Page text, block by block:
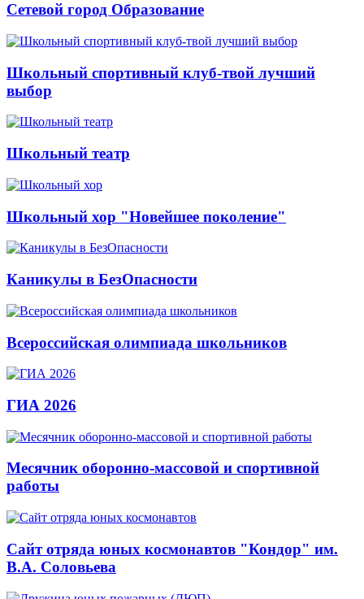
Сетевой город Образование
Школьный спортивный клуб-твой лучший
выбор
Школьный театр
Школьный хор "Новейшее поколение"
Каникулы в БезОпасности
Всероссийская олимпиада школьников
ГИА 2026
Месячник оборонно-массовой и спортивной
работы
Сайт отряда юных космонавтов "Кондор" им.
В.А. Соловьева